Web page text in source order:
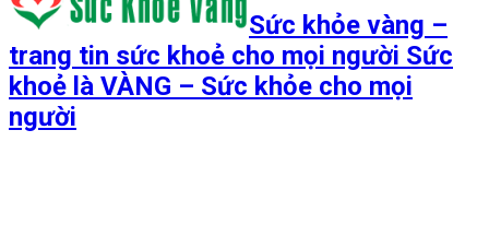
Sức khỏe vàng –
trang tin sức khoẻ cho mọi người Sức
khoẻ là VÀNG – Sức khỏe cho mọi
người